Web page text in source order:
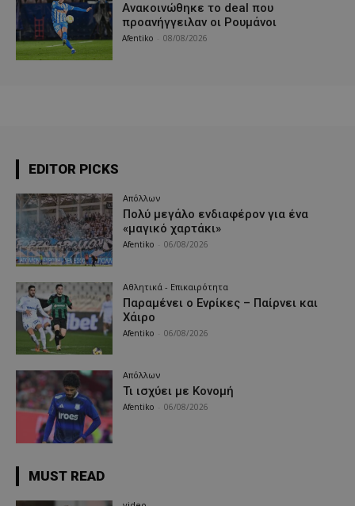
Aνακοινώθηκε το deal που
προανήγγειλαν οι Ρουμάνοι
Afentiko 08/08/2026
EDITOR PICKS
Απόλλων
Πολύ μεγάλο ενδιαφέρον για ένα
«μαγικό χαρτάκι»
Afentiko 06/08/2026
Αθλητικά - Επικαιρότητα
Παραμένει ο Ενρίκες – Παίρνει και
Χάιρο
Afentiko 06/08/2026
Απόλλων
Τι ισχύει με Κονομή
Afentiko 06/08/2026
MUST READ